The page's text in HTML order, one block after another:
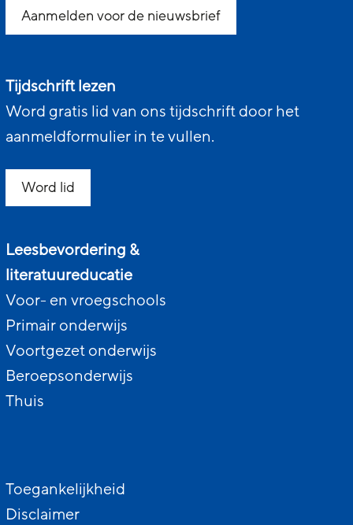
Aanmelden voor de nieuwsbrief
Tijdschrift lezen
Word gratis lid van ons tijdschrift door het
aanmeldformulier in te vullen.
Word lid
Leesbevordering &
literatuureducatie
Voor- en vroegschools
Primair onderwijs
Voortgezet onderwijs
Beroepsonderwijs
Thuis
Toegankelijkheid
Disclaimer